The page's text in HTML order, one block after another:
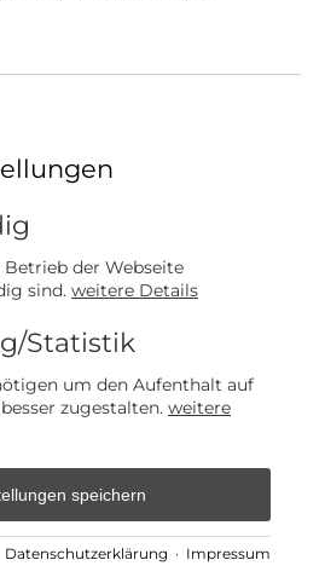
der Webseite
sind. weitere Details
Statistik
um den Aufenthalt auf
zugestalten. weitere
speichern
Datenschutzerklärung · Impressum